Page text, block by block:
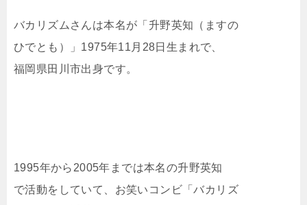
バカリズムさんは本名が「升野英知（ますの
ひでとも）」1975年11月28日生まれで、
福岡県田川市出身です。
1995年から2005年までは本名の升野英知
で活動をしていて、お笑いコンビ「バカリズ